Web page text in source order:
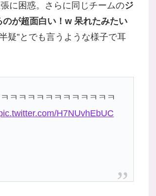
に困惑。さらに同じチームのジ
のが超面白い！w 呆れたみたい
疑”とでも言うような様子で耳
ㅋㅋㅋㅋㅋㅋㅋㅋㅋㅋㅋㅋ
H7NUvhEbUC